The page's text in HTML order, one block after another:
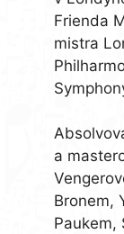
Frienda
mistra
a
Bronem,
Paukem,